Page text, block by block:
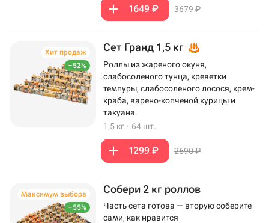
1649 ₽ 3679 ₽
–52%
Хит продаж Сет Гранд 1,5 кг
Роллы из жареного окуня,
слабосоленого тунца, креветки
темпуры, слабосоленого лосося, крем-
краба, варено-копченой курицы и
такуана.
1,5 кг · 64 шт.
1299 ₽ 2690 ₽
–55%
Максимум выбора Собери 2 кг роллов
Часть сета готова — вторую соберите
сами, как нравится